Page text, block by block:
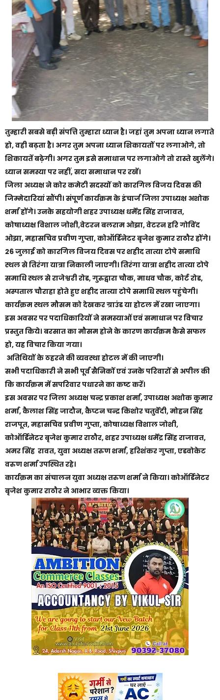
तुम्हारी सबसे बड़ी संपत्ति तुम्हारा ध्यान है। जहां तुम अपना ध्यान लगाते
हो, वही बढ़ता है। अगर तुम अपना ध्यान शिकायतों पर लगाओगे, तो
शिकायतें बढ़ेगी। अगर तुम इसे समाधान पर लगाओगे तो रास्ते खुलेंगे।
ध्यान समस्या पर नहीं, सदा समाधान पर रखें।
जिला अध्यक्ष ने कोर कमेटी सदस्यों को कारगिल विजय दिवस की
जिम्मेदारियां सौंपी। संपूर्ण कार्यक्रम के इंचार्ज जिला उपाध्यक्ष अशोक
शर्मा होंगे। उनके सहयोगी शहर उपाध्यक्ष धर्मेंद्र सिंह राजावत,
कोषाध्यक्ष विशाल जोशी,वेटरन बलराम ओझा, वेटरन हरि गोविंद
ओझा, महासचिव प्रवीण गुप्ता, कोऑर्डिनेटर बृजेश कुमार राठौर होंगे।
26 जुलाई को कारगिल विजय दिवस पर शहीद तात्या टोपे समाधि
स्थल से तिरंगा यात्रा निकाली जाएगी। तिरंगा यात्रा शहीद तात्या टोपे
समाधि स्थल से राजेश्वरी रोड, गुरुद्वारा चौक, माधव चौक, कोर्ट रोड,
अस्पताल चौराहा होते हुए शहीद तात्या टोपे समाधि स्थल पहुंचेगी।
कार्यक्रम स्थल मौसम को देखकर ग्राउंड या होटल में रखा जाएगा।
इस अवसर पर पदाधिकारियों ने समस्याओं एवं समाधान पर विचार
प्रस्तुत किये। बरसात का मौसम होने के कारण कार्यक्रम कैसे सफल
हो, यह विचार किया गया।
अतिथियों के ठहरने की व्यवस्था होटल में की जाएगी।
सभी पदाधिकारी ने सभी पूर्व सैनिकों एवं उनके परिवारों से अपील की
कि कार्यक्रम में सपरिवार पधारने का कष्ट करें।
इस अवसर पर जिला अध्यक्ष चन्द्र प्रकाश शर्मा, उपाध्यक्ष अशोक कुमार
शर्मा, कैलाश सिंह जादौन, कैप्टन चन्द्र किशोर चतुर्वेदी, मोहन सिंह
राजपूत, महासचिव प्रवीण गुप्ता, कोषाध्यक्ष विशाल जोशी,
कोऑर्डिनेटर बृजेश कुमार राठौर, शहर उपाध्यक्ष धर्मेंद्र सिंह राजावत,
अमर सिंह रावत, युवा अध्यक्ष तरुण शर्मा, हरिशंकर गुप्ता, एडवोकेट
वरुण शर्मा उपस्थित रहे।
कार्यक्रम का संचालन युवा अध्यक्ष तरुण शर्मा ने किया। कोऑर्डिनेटर
बृजेश कुमार राठौर ने आभार व्यक्त किया।